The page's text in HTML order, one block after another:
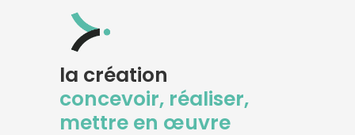
la création
concevoir, réaliser,
mettre en œuvre